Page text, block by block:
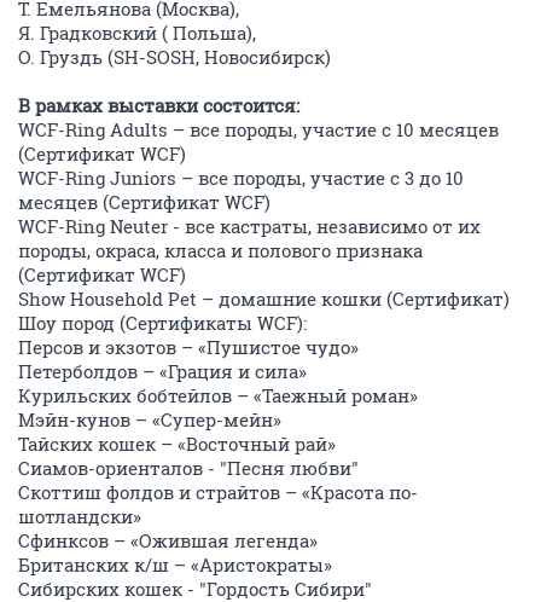
Т. Емельянова (Москва),
Я. Градковский ( Польша),
О. Груздь (SH-SOSH, Новосибирск)
В рамках выставки состоится:
WCF-Ring Adults – все породы, участие с 10 месяцев
(Сертификат WCF)
WCF-Ring Juniors – все породы, участие с 3 до 10
месяцев (Сертификат WCF)
WCF-Ring Neuter - все кастраты, независимо от их
породы, окраса, класса и полового признака
(Сертификат WCF)
Show Household Pet – домашние кошки (Сертификат)
Шоу пород (Сертификаты WCF):
Персов и экзотов – «Пушистое чудо»
Петерболдов – «Грация и сила»
Курильских бобтейлов – «Таежный роман»
Мэйн-кунов – «Супер-мейн»
Тайских кошек – «Восточный рай»
Сиамов-ориенталов - "Песня любви"
Скоттиш фолдов и страйтов – «Красота по-
шотландски»
Сфинксов – «Ожившая легенда»
Британских к/ш – «Аристократы»
Сибирских кошек - "Гордость Сибири"